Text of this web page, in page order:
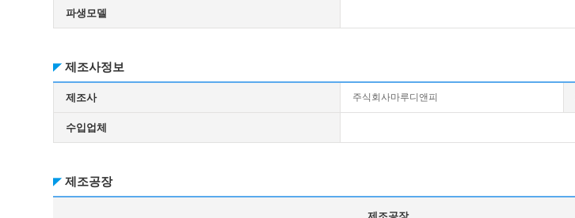
파생모델
제조사정보
제조사 주식회사마루디앤피
수입업체
제조공장